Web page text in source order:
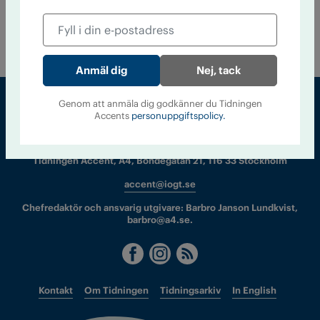
världens kändaste nykterister. Kan du gissa vem som är i
topp? Och saknar du någon kan du själv lägga till ett namn
på listan.
Tidningen Accent, A4, Bondegatan 21, 116 33 Stockholm
accent@iogt.se
Chefredaktör och ansvarig utgivare: Barbro Janson Lundkvist,
barbro@a4.se.
Kontakt Om Tidningen Tidningsarkiv In English
Nej, tack
Genom att anmäla dig godkänner du Tidningen
Accents personuppgiftspolicy.